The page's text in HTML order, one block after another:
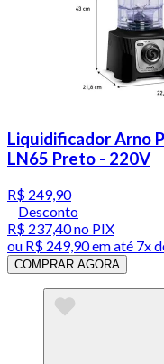
Liquidificador Arno
LN65 Preto - 220V
R$ 249,90
Desconto
R$ 237,40no PIX
ou R$ 249,90em até 7x
COMPRAR AGORA